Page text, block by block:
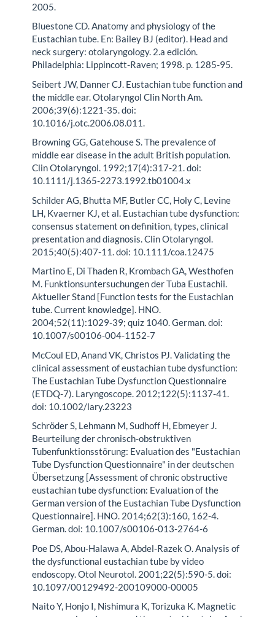
2005.
Bluestone CD. Anatomy and physiology of the
Eustachian tube. En: Bailey BJ (editor). Head and
neck surgery: otolaryngology. 2.a edición.
Philadelphia: Lippincott-Raven; 1998. p. 1285-95.
Seibert JW, Danner CJ. Eustachian tube function and
the middle ear. Otolaryngol Clin North Am.
2006;39(6):1221-35. doi:
10.1016/j.otc.2006.08.011.
Browning GG, Gatehouse S. The prevalence of
middle ear disease in the adult British population.
Clin Otolaryngol. 1992;17(4):317-21. doi:
10.1111/j.1365-2273.1992.tb01004.x
Schilder AG, Bhutta MF, Butler CC, Holy C, Levine
LH, Kvaerner KJ, et al. Eustachian tube dysfunction:
consensus statement on definition, types, clinical
presentation and diagnosis. Clin Otolaryngol.
2015;40(5):407-11. doi: 10.1111/coa.12475
Martino E, Di Thaden R, Krombach GA, Westhofen
M. Funktionsuntersuchungen der Tuba Eustachii.
Aktueller Stand [Function tests for the Eustachian
tube. Current knowledge]. HNO.
2004;52(11):1029-39; quiz 1040. German. doi:
10.1007/s00106-004-1152-7
McCoul ED, Anand VK, Christos PJ. Validating the
clinical assessment of eustachian tube dysfunction:
The Eustachian Tube Dysfunction Questionnaire
(ETDQ-7). Laryngoscope. 2012;122(5):1137-41.
doi: 10.1002/lary.23223
Schröder S, Lehmann M, Sudhoff H, Ebmeyer J.
Beurteilung der chronisch-obstruktiven
Tubenfunktionsstörung: Evaluation des "Eustachian
Tube Dysfunction Questionnaire" in der deutschen
Übersetzung [Assessment of chronic obstructive
eustachian tube dysfunction: Evaluation of the
German version of the Eustachian Tube Dysfunction
Questionnaire]. HNO. 2014;62(3):160, 162-4.
German. doi: 10.1007/s00106-013-2764-6
Poe DS, Abou-Halawa A, Abdel-Razek O. Analysis of
the dysfunctional eustachian tube by video
endoscopy. Otol Neurotol. 2001;22(5):590-5. doi:
10.1097/00129492-200109000-00005
Naito Y, Honjo I, Nishimura K, Torizuka K. Magnetic